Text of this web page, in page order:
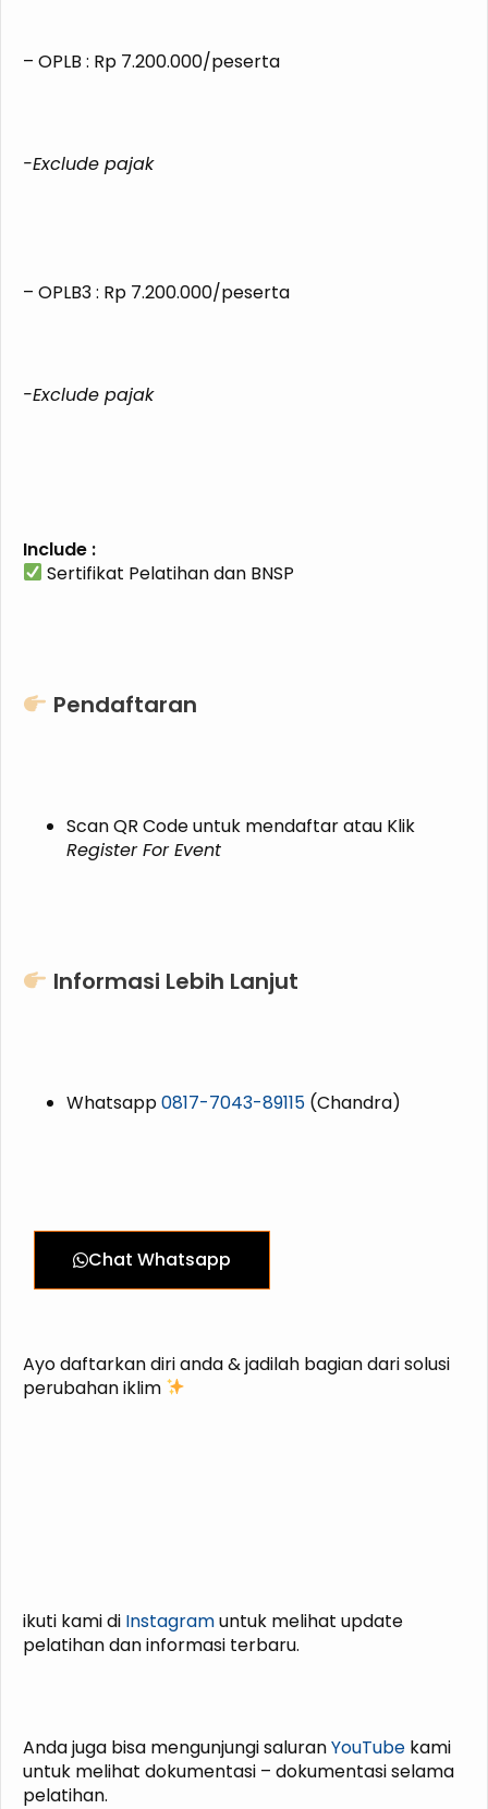
– OPLB : Rp 7.200.000/peserta
-Exclude pajak
– OPLB3 : Rp 7.200.000/peserta
-Exclude pajak
Include :
Sertifikat Pelatihan dan BNSP
Pendaftaran
Scan QR Code untuk mendaftar atau Klik
Register For Event
Informasi Lebih Lanjut
Whatsapp0817-7043-89115 (Chandra)
Chat Whatsapp
Ayo daftarkan diri anda & jadilah bagian dari solusi
perubahan iklim
ikuti kami di Instagramuntuk melihat update
pelatihan dan informasi terbaru.
Anda juga bisa mengunjungi saluranYouTube kami
untuk melihat dokumentasi – dokumentasi selama
pelatihan.